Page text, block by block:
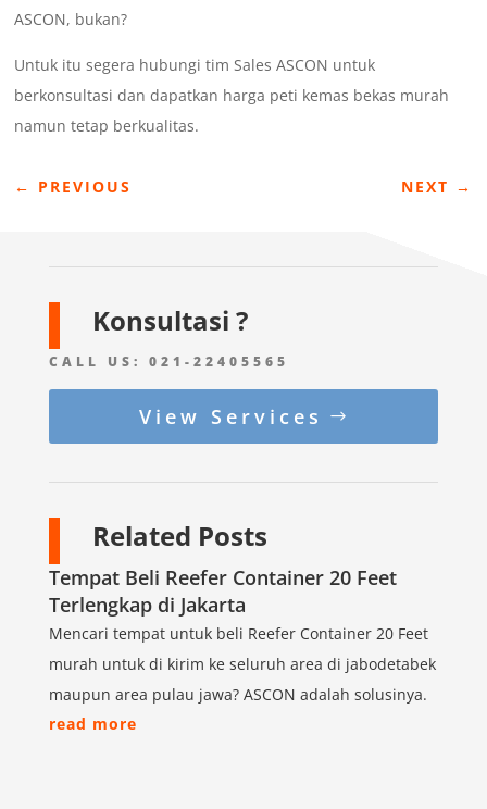
ASCON, bukan?
Untuk itu segera hubungi tim Sales ASCON untuk
berkonsultasi dan dapatkan harga peti kemas bekas murah
namun tetap berkualitas.
← PREVIOUS NEXT →
Konsultasi ?
CALL US: 021-22405565
View Services
Related Posts
Tempat Beli Reefer Container 20 Feet
Terlengkap di Jakarta
Mencari tempat untuk beli Reefer Container 20 Feet
murah untuk di kirim ke seluruh area di jabodetabek
maupun area pulau jawa? ASCON adalah solusinya.
read more